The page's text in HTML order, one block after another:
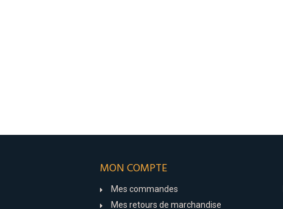
MON COMPTE
Mes commandes
Mes retours de marchandise